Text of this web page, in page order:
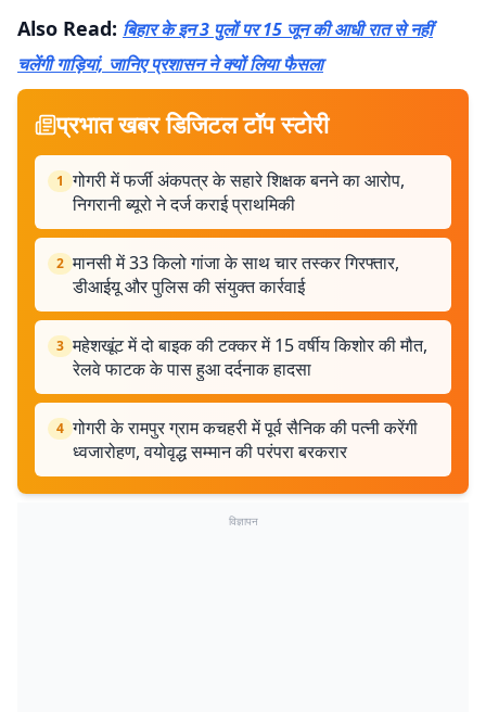
Also Read: बिहार के इन 3 पुलों पर 15 जून की आधी रात से नहीं
चलेंगी गाड़ियां, जानिए प्रशासन ने क्यों लिया फैसला
प्रभात खबर डिजिटल टॉप स्टोरी
1 गोगरी में फर्जी अंकपत्र के सहारे शिक्षक बनने का आरोप,
निगरानी ब्यूरो ने दर्ज कराई प्राथमिकी
2 मानसी में 33 किलो गांजा के साथ चार तस्कर गिरफ्तार,
डीआईयू और पुलिस की संयुक्त कार्रवाई
3 महेशखूंट में दो बाइक की टक्कर में 15 वर्षीय किशोर की मौत,
रेलवे फाटक के पास हुआ दर्दनाक हादसा
4 गोगरी के रामपुर ग्राम कचहरी में पूर्व सैनिक की पत्नी करेंगी
ध्वजारोहण, वयोवृद्ध सम्मान की परंपरा बरकरार
विज्ञापन